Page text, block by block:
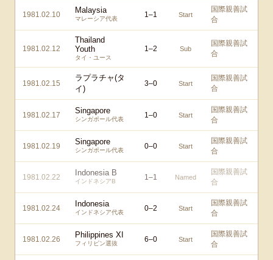
1981.02.10 Malaysia
マレーシア代表 1–1 Start
国際親善試
合
1981.02.12
Thailand
Youth
タイ・ユース
1–2 Sub
国際親善試
合
1981.02.15
ラプラチャ(タ
イ)
3–0 Start
国際親善試
合
1981.02.17 Singapore
シンガポール代表 1–0 Start
国際親善試
合
1981.02.19 Singapore
シンガポール代表 0–0 Start
国際親善試
合
1981.02.22 Indonesia B
インドネシアB 1–1 Named
国際親善試
合
1981.02.24 Indonesia
インドネシア代表 0–2 Start
国際親善試
合
1981.02.26 Philippines XI
フィリピン選抜 6–0 Start
国際親善試
合